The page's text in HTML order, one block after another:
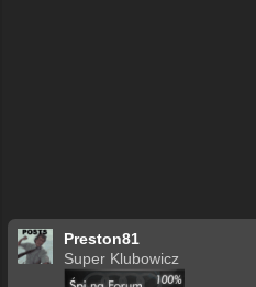
Preston81
Super Klubowicz